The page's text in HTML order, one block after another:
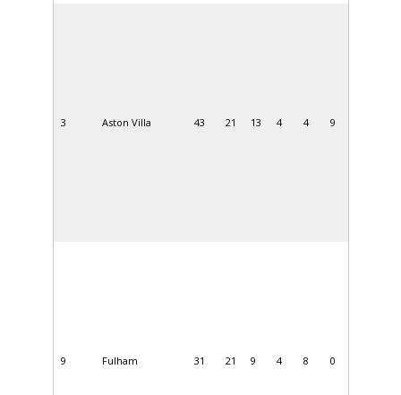
3 Aston Villa 43 21 13 4 4 9
9 Fulham 31 21 9 4 8 0